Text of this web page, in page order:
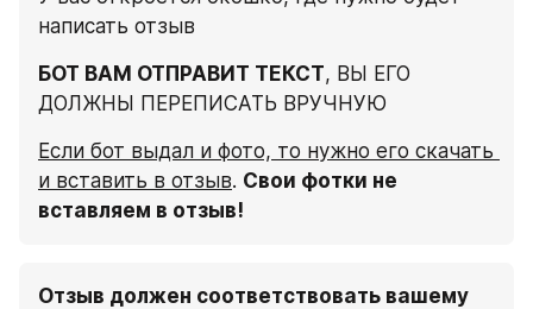
написать отзыв
БОТ ВАМ ОТПРАВИТ ТЕКСТ, ВЫ ЕГО
ДОЛЖНЫ ПЕРЕПИСАТЬ ВРУЧНУЮ
Если бот выдал и фото, то нужно его скачать
и вставить в отзыв. Свои фотки не
вставляем в отзыв!
Отзыв должен соответствовать вашему